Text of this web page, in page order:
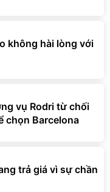
không hài lòng với
vụ Rodri từ chối
chọn Barcelona
trả giá vì sự chần